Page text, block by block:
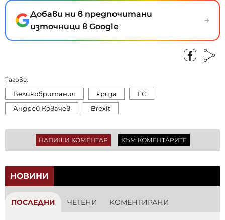
Добави ни в предпочитани
източници в Google
→
Тагове:
Великобритания криза
ЕС
Андрей Ковачев
Brexit
НАПИШИ КОМЕНТАР КЪМ КОМЕНТАРИТЕ
НОВИНИ
ПОСЛЕДНИ ЧЕТЕНИ КОМЕНТИРАНИ